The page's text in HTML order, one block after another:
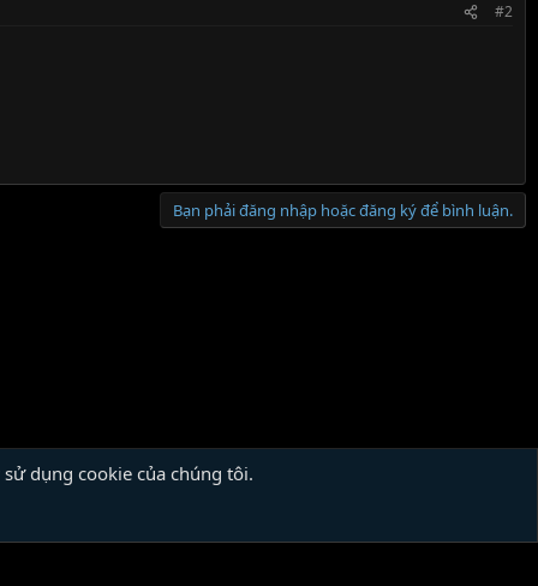
#2
Bạn phải đăng nhập hoặc đăng ký để bình luận.
Liên hệ Quy định và Nội quy
dụng cookie của chúng tôi.